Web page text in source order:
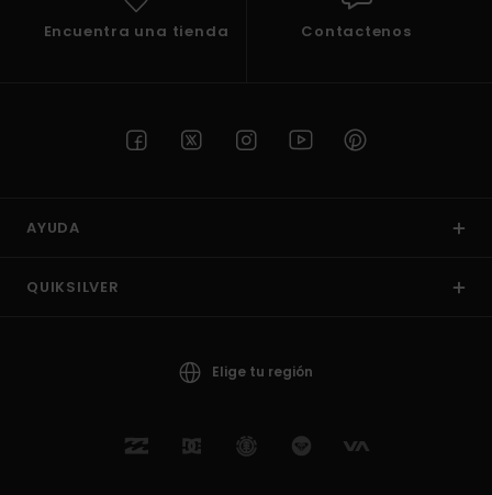
Encuentra una tienda Contactenos
AYUDA
QUIKSILVER
Elige tu región